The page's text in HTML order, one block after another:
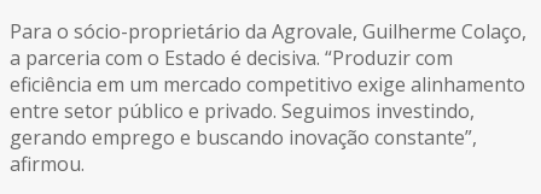
Para o sócio-proprietário da Agrovale, Guilherme Colaço,
a parceria com o Estado é decisiva. “Produzir com
eficiência em um mercado competitivo exige alinhamento
entre setor público e privado. Seguimos investindo,
gerando emprego e buscando inovação constante”,
afirmou.